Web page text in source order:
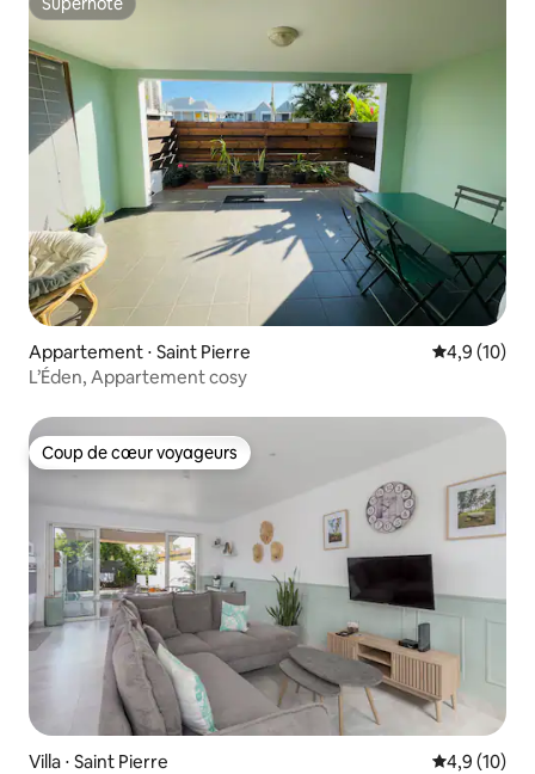
Superhôte
Appartement ⋅ Saint Pierre Évaluation
4,9 (10)
L’Éden, Appartement cosy
Coup de cœur voyageurs
Coup de cœur voyageurs
Villa ⋅ Saint Pierre Évaluation
4,9 (10)